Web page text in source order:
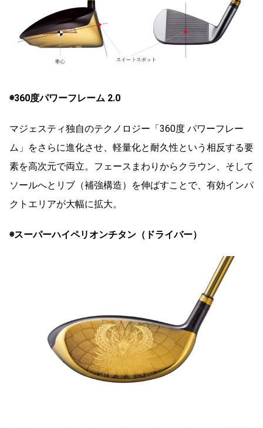
◉360度パワーフレーム 2.0
マジェスティ独自のテクノロジー「360度 パワーフレー
ム」をさらに進化させ、軽量化と耐久性という相反する要
素を高次元で両立。フェースまわりからクラウン、そして
ソールへとリブ（補強構造）を伸ばすことで、有効インパ
クトエリアが大幅に拡大。
◉スーパーハイペリオンチタン（ドライバー）